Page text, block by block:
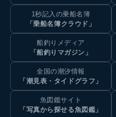
1秒記入の乗船名簿
「乗船名簿クラウド」
船釣りメディア
「船釣りマガジン」
全国の潮汐情報
「潮見表・タイドグラフ」
魚図鑑サイト
「写真から探せる魚図鑑」